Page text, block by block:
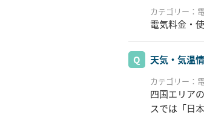
カテゴリー：
電気料金・
天気・気温
カテゴリー：
四国エリア
スでは「日